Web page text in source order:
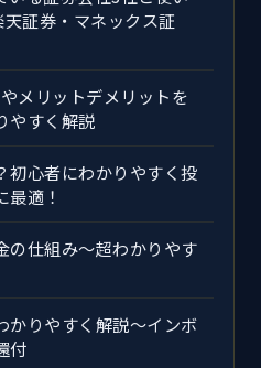
証券・マネックス証
メリットデメリットを
やすく解説
初心者にわかりやすく投
適！
の仕組み～超わかりやす
かりやすく解説～インボ
付